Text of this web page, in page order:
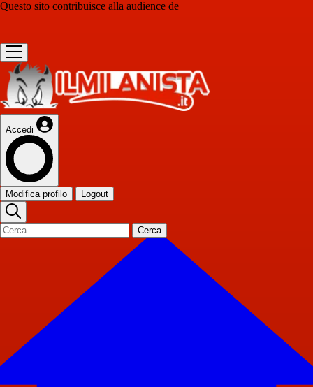
Questo sito contribuisce alla audience de
Accedi
Modifica profilo Logout
Cerca